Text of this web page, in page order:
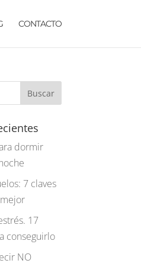
CONTACTO
dormir
7 claves
17
conseguirlo
NO